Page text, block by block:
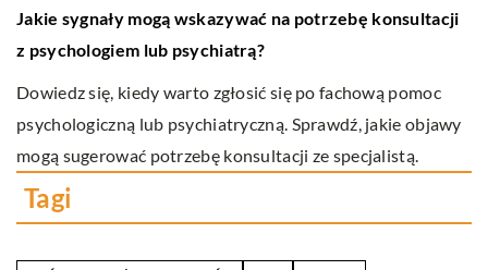
Jakie sygnały mogą wskazywać na potrzebę konsultacji
z psychologiem lub psychiatrą?
Dowiedz się, kiedy warto zgłosić się po fachową pomoc
psychologiczną lub psychiatryczną. Sprawdź, jakie objawy
mogą sugerować potrzebę konsultacji ze specjalistą.
Tagi